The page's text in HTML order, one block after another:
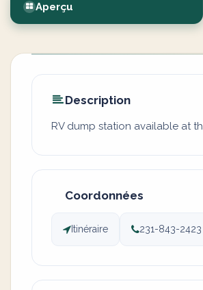
Aperçu
Description
RV dump station available at
Coordonnées
Itinéraire 231-843-2423